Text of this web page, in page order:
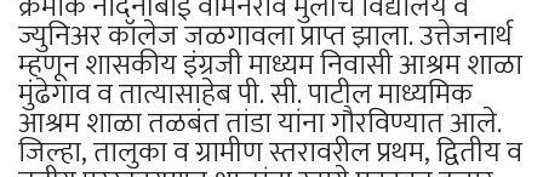
ज्युनिअर कॉलेज जळगावला प्राप्त झाला. उत्तेजनार्थ
म्हणून शासकीय इंग्रजी माध्यम निवासी आश्रम शाळा
मुंढेगाव व तात्यासाहेब पी. सी. पाटील माध्यमिक
आश्रम शाळा तळबंत तांडा यांना गौरविण्यात आले.
जिल्हा, तालुका व ग्रामीण स्तरावरील प्रथम, द्वितीय व